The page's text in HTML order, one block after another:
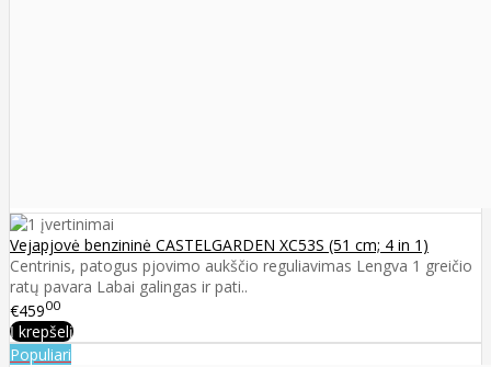
Vejapjovė benzininė CASTELGARDEN XC53S (51 cm; 4 in 1)
Centrinis, patogus pjovimo aukščio reguliavimas Lengva 1 greičio
ratų pavara Labai galingas ir pati..
€45900
Į krepšelį
Populiari